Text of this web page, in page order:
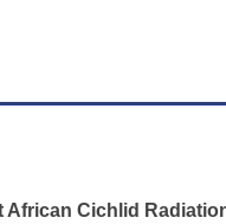
Cichlid